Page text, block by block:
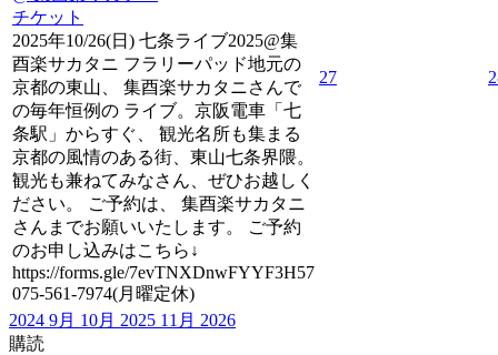
チケット
2025年10/26(日) 七条ライブ2025@集
酉楽サカタニ フラリーパッド地元の
京都の東山、 集酉楽サカタニさんで
の毎年恒例の ライブ。京阪電車「七
条駅」からすぐ、 観光名所も集まる
京都の風情のある街、東山七条界隈。
観光も兼ねてみなさん、ぜひお越しく
ださい。 ご予約は、 集酉楽サカタニ
さんまでお願いいたします。 ご予約
のお申し込みはこちら↓
https://forms.gle/7evTNXDnwFYYF3H57
075-561-7974(月曜定休)
27
2024 9月 10月 2025 11月 2026
購読